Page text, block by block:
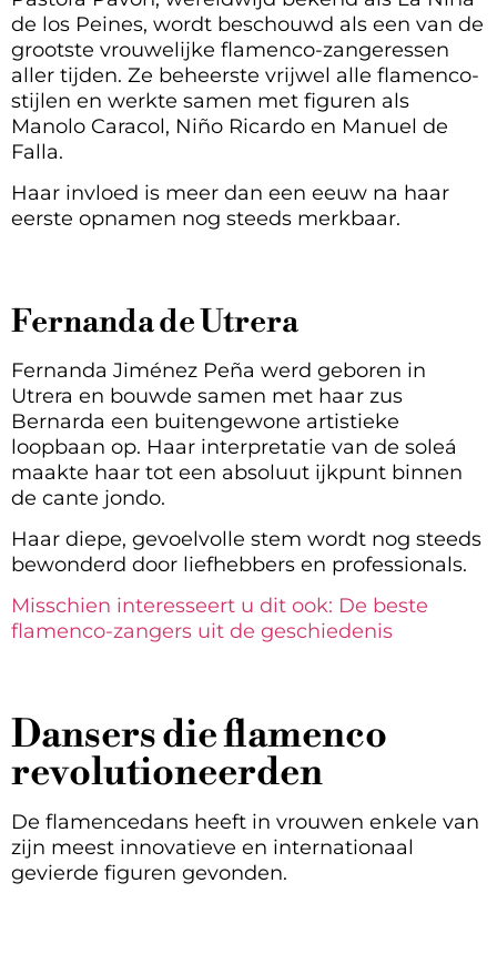
de los Peines, wordt beschouwd als een van de
grootste vrouwelijke flamenco-zangeressen
aller tijden. Ze beheerste vrijwel alle flamenco-
stijlen en werkte samen met figuren als
Manolo Caracol, Niño Ricardo en Manuel de
Falla.
Haar invloed is meer dan een eeuw na haar
eerste opnamen nog steeds merkbaar.
Fernanda de Utrera
Fernanda Jiménez Peña werd geboren in
Utrera en bouwde samen met haar zus
Bernarda een buitengewone artistieke
loopbaan op. Haar interpretatie van de soleá
maakte haar tot een absoluut ijkpunt binnen
de cante jondo.
Haar diepe, gevoelvolle stem wordt nog steeds
bewonderd door liefhebbers en professionals.
Misschien interesseert u dit ook: De beste
flamenco-zangers uit de geschiedenis
Dansers die flamenco
revolutioneerden
De flamencedans heeft in vrouwen enkele van
zijn meest innovatieve en internationaal
gevierde figuren gevonden.